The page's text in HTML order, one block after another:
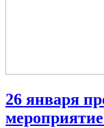
26 января